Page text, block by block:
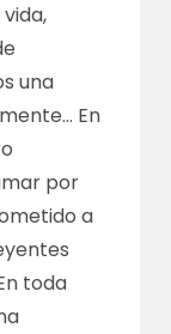
una
En
por
a
toda